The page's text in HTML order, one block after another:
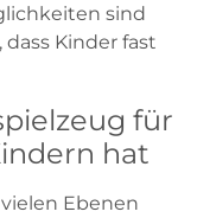
sind
Kinder fast
für
hat
Ebenen